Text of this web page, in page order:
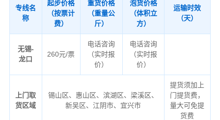
专线名
称
起步价格
（按票计
费）
重货价格
（重量公
斤）
泡货价格
（体积立
方）
运输时效
（天）
无锡-
龙口
260元/票
电话咨询
（实时报
价）
电话咨询
（实时报
价）
上门取
货区域
锡山区、惠山区、滨湖区、梁溪区、
新吴区、江阴市、宜兴市
提货须加上
门提货费，
量大可免提
货费